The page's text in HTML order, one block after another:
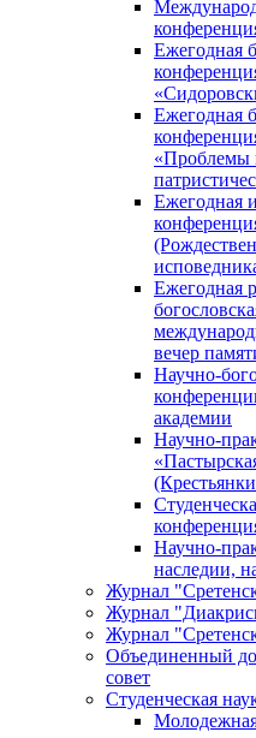
Ежегодная
Ежегодная
«Проблемы
Ежегодная
Ежегодная
вечер
Научно-
академии
Научно-
Научно-
наследии,
Журнал
Журнал
Журнал
Объединенный
совет
Студенческая